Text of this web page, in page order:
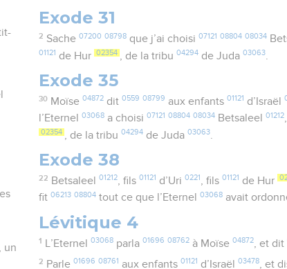
un
Exode 31
2 Sache 07200 08798que j’ai choisi 07121 08804 08034
01121 de Hur 02354 , de la tribu04294 de Juda03063
Exode 35
30 Moïse 04872dit 0559 08799 aux enfants 01121 d’Israël
l’Eternel03068 a choisi07121 08804 08034 Betsaleel01212
02354 , de la tribu04294 de Juda03063
Exode 38
22 Betsaleel 01212, fils 01121 d’Uri 0221 , fils 01121 de Hur
fit06213 08804 tout ce que l’Eternel03068 avait
Lévitique 4
1 L’Eternel 03068parla 01696 08762à Moïse 04872, et dit
2 Parle 01696 08761 aux enfants 01121 d’Israël 03478, et